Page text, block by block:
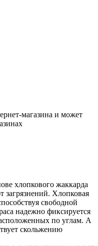
магазина и может
хлопкового жаккарда
загрязнений. Хлопковая
свободной
надежно фиксируется
по углам. А
скольжению